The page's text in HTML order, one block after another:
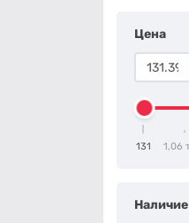
Цена
131 1,06
Наличие